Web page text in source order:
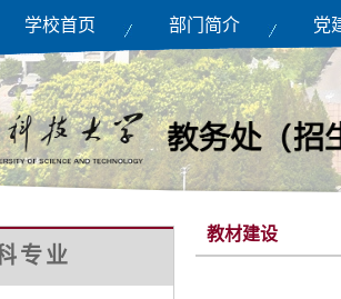
学校首页 部门简介 党
专业
教材建设